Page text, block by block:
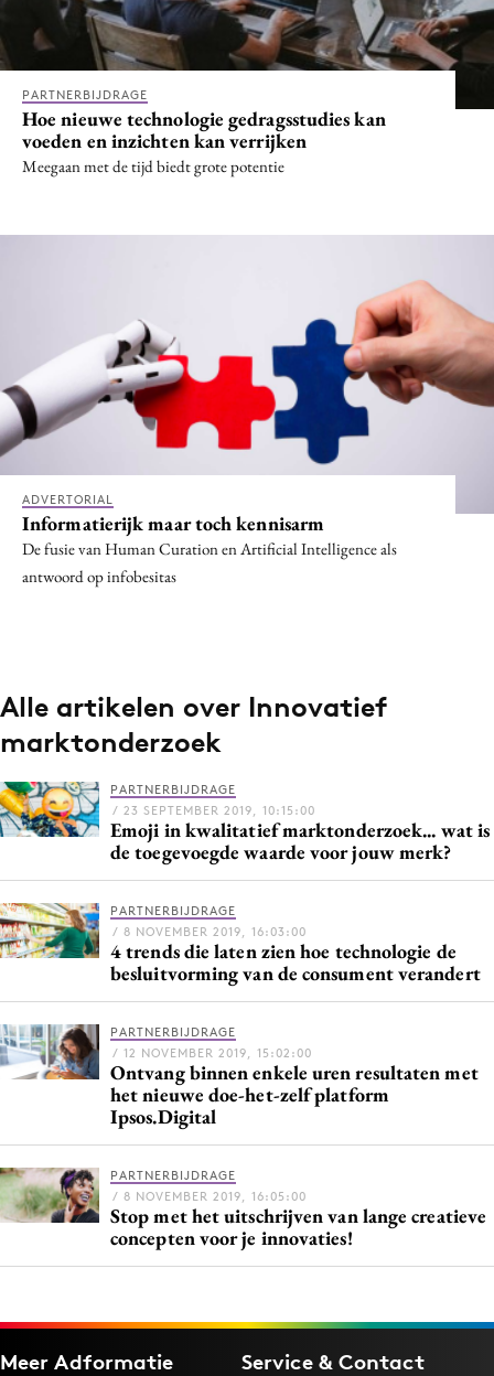
PARTNERBIJDRAGE
Hoe nieuwe technologie gedragsstudies kan
voeden en inzichten kan verrijken
Meegaan met de tijd biedt grote potentie
ADVERTORIAL
Informatierijk maar toch kennisarm
De fusie van Human Curation en Artificial Intelligence als
antwoord op infobesitas
Alle artikelen over Innovatief
marktonderzoek
PARTNERBIJDRAGE
/ 23 SEPTEMBER 2019, 10:15:00
Emoji in kwalitatief marktonderzoek... wat is
de toegevoegde waarde voor jouw merk?
PARTNERBIJDRAGE
/ 8 NOVEMBER 2019, 16:03:00
4 trends die laten zien hoe technologie de
besluitvorming van de consument verandert
PARTNERBIJDRAGE
/ 12 NOVEMBER 2019, 15:02:00
Ontvang binnen enkele uren resultaten met
het nieuwe doe-het-zelf platform
Ipsos.Digital
PARTNERBIJDRAGE
/ 8 NOVEMBER 2019, 16:05:00
Stop met het uitschrijven van lange creatieve
concepten voor je innovaties!
Meer Adformatie Service & Contact